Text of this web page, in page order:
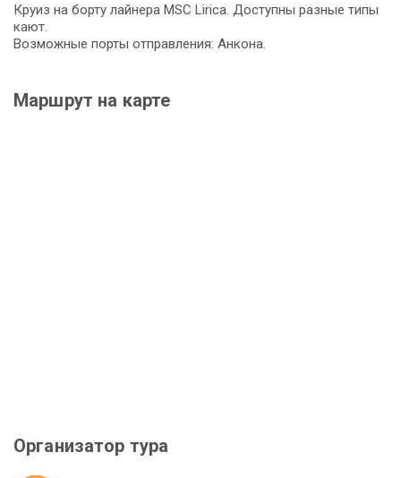
Круиз на борту лайнера MSC Lirica. Доступны разные типы
кают.
Возможные порты отправления: Анкона.
Маршрут на карте
Организатор тура